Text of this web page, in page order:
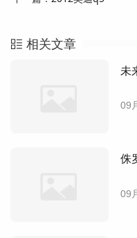
相关文章
未
09
侏
09